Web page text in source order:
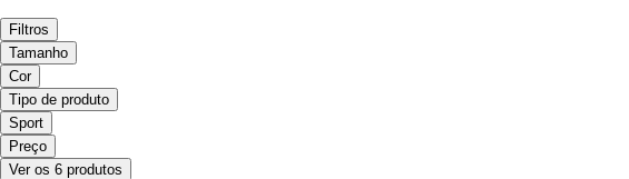
Filtros
Tamanho
Cor
Tipo de produto
Sport
Preço
Ver os 6 produtos